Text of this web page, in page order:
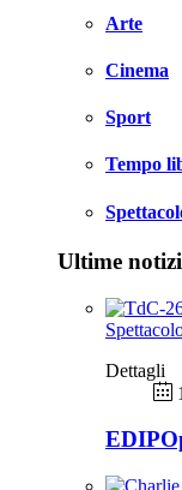
Arte
Cinema
Sport
Tempo
Ultime
Dettagli